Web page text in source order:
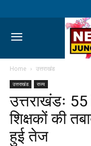
Home उत्तराखंड
उत्तराखंड राज्य
उत्तराखंडः
शिक्षकों की
हुई तेज